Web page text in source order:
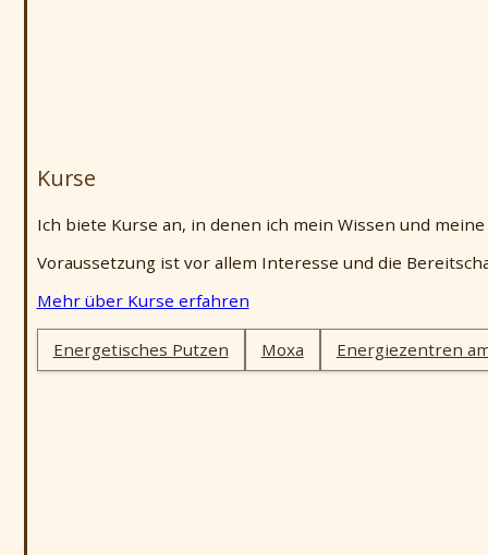
Kurse
Ich biete Kurse an, in denen ich mein Wissen und
Voraussetzung ist vor allem Interesse und die
Mehr über Kurse erfahren
Energetisches Putzen Moxa Energiezentren